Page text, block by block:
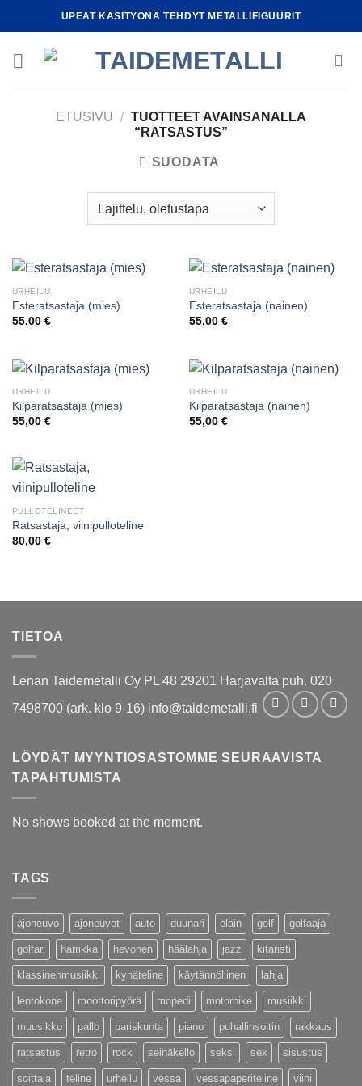
to
UPEAT KÄSITYÖNÄ TEHDYT METALLIFIGUURIT
ETUSIVU / TUOTTEET AVAINSANALLA
“RATSASTUS”
SUODATA
URHEILU
Esteratsastaja (mies)
55,00 €
URHEILU
Esteratsastaja (nainen)
55,00 €
URHEILU
Kilparatsastaja (mies)
55,00 €
URHEILU
Kilparatsastaja (nainen)
55,00 €
PULLOTELINEET
Ratsastaja, viinipulloteline
80,00 €
TIETOA
Lenan Taidemetalli Oy PL 48 29201 Harjavalta puh. 020
7498700 (ark. klo 9-16) info@taidemetalli.fi
LÖYDÄT MYYNTIOSASTOMME SEURAAVISTA
TAPAHTUMISTA
No shows booked at the moment.
TAGS
ajoneuvo ajoneuvot auto duunari eläin golf golfaaja
golfari harrikka hevonen häälahja jazz kitaristi
klassinenmusiikki kynäteline käytännöllinen lahja
lentokone moottoripyörä mopedi motorbike musiikki
muusikko pallo pariskunta piano puhallinsoitin rakkaus
ratsastus retro rock seinäkello seksi sex sisustus
soittaja teline urheilu vessa vessapaperiteline viini